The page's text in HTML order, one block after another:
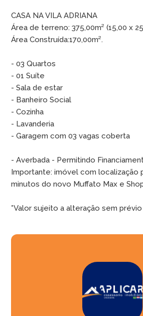
CASA NA VILA ADRIANA
Área de terreno: 375,00m² (15,00 x
Área Construída:170,00m².
- 03 Quartos
- 01 Suíte
- Sala de estar
- Banheiro Social
- Cozinha
- Lavanderia
- Garagem com 03 vagas coberta
- Averbada - Permitindo
Importante: imóvel com localização
minutos do novo Muffato Max e
*Valor sujeito a alteração sem prévio